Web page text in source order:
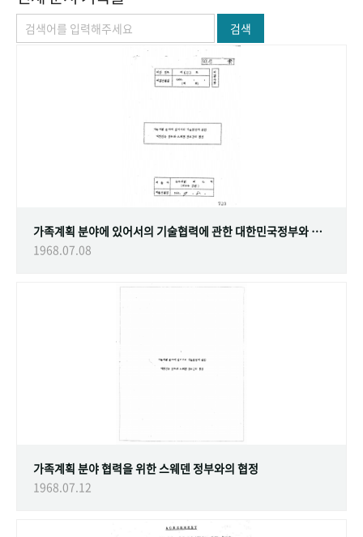
검색
가족계획 분야에 있어서의 기술협력에 관한 대한민국정부와 스웨덴 정부간의 협정
1968.07.08
가족계획 분야 협력을 위한 스웨덴 정부와의 협정
1968.07.12